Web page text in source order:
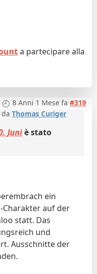
a partecipare alla
8 Anni 1 Mese fa #319
da Thomas Curiger
Juniè stato
ein
Charakter auf der
statt. Das
und
Ausschnitte der